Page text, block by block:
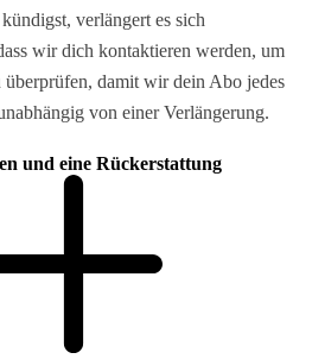
verlängert es sich
wir dich kontaktieren werden, um
überprüfen, damit wir dein Abo jedes
von einer Verlängerung.
und eine Rückerstattung